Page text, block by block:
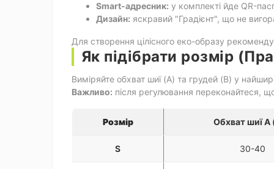
Smart-адресник: у комплекті йде QR-
Дизайн: яскравий "Градієнт", що не
Для створення цілісного еко-образу
Як підібрати розмір
Виміряйте обхват шиї (A) та грудей (B) у
Важливо: після регулювання переконайтеся,
Розмір Обхват шиї А
S 30-40